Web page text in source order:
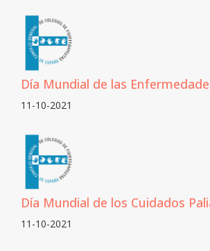
Día Mundial de las
11-10-2021
Día Mundial de los Cuidados
11-10-2021